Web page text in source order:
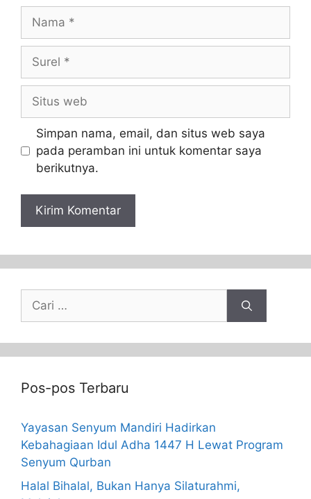
Simpan nama, email, dan situs web saya
pada peramban ini untuk komentar saya
berikutnya.
Pos-pos Terbaru
Yayasan Senyum Mandiri Hadirkan
Kebahagiaan Idul Adha 1447 H Lewat Program
Senyum Qurban
Halal Bihalal, Bukan Hanya Silaturahmi,